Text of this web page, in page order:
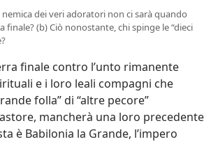
nemica dei veri adoratori non ci sarà quando
finale? (b) Ciò nonostante, chi spinge le “dieci
finale contro l’unto rimanente
e i loro leali compagni che
folla” di “altre pecore”
mancherà una loro precedente
è Babilonia la Grande, l’impero